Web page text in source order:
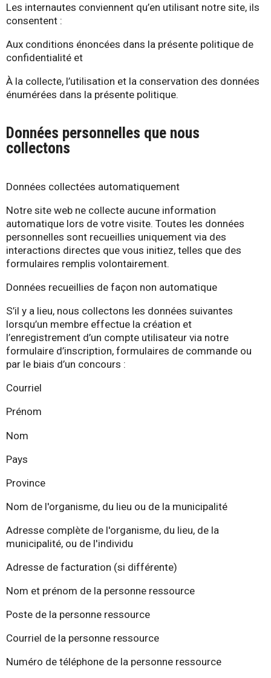
Les internautes conviennent qu’en utilisant notre site, ils
consentent :
Aux conditions énoncées dans la présente politique de
confidentialité et
À la collecte, l’utilisation et la conservation des données
énumérées dans la présente politique.
Données personnelles que nous
collectons
Données collectées automatiquement
Notre site web ne collecte aucune information
automatique lors de votre visite. Toutes les données
personnelles sont recueillies uniquement via des
interactions directes que vous initiez, telles que des
formulaires remplis volontairement.
Données recueillies de façon non automatique
S’il y a lieu, nous collectons les données suivantes
lorsqu’un membre effectue la création et
l’enregistrement d’un compte utilisateur via notre
formulaire d’inscription, formulaires de commande ou
par le biais d’un concours :
Courriel
Prénom
Nom
Pays
Province
Nom de l'organisme, du lieu ou de la municipalité
Adresse complète de l'organisme, du lieu, de la
municipalité, ou de l'individu
Adresse de facturation (si différente)
Nom et prénom de la personne ressource
Poste de la personne ressource
Courriel de la personne ressource
Numéro de téléphone de la personne ressource